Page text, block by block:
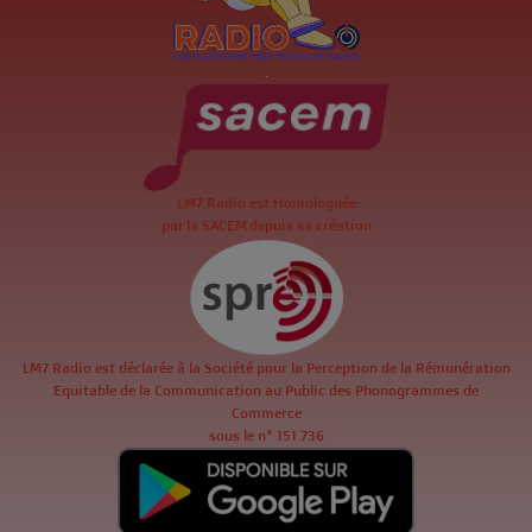
.
LM7 Radio est Homologuée
par la SACEM depuis sa création
LM7 Radio est déclarée à la Société pour la Perception de la Rémunération
Equitable de la Communication au Public des Phonogrammes de
Commerce
sous le n° 151 736